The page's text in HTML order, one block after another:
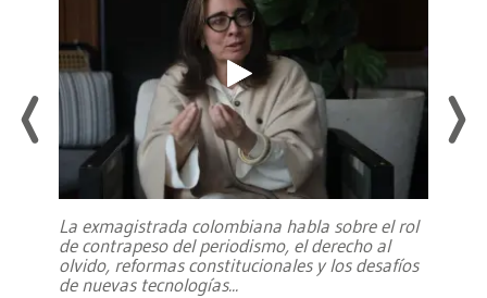
La exmagistrada colombiana habla sobre el rol
de contrapeso del periodismo, el derecho al
olvido, reformas constitucionales y los desafíos
de nuevas tecnologías...